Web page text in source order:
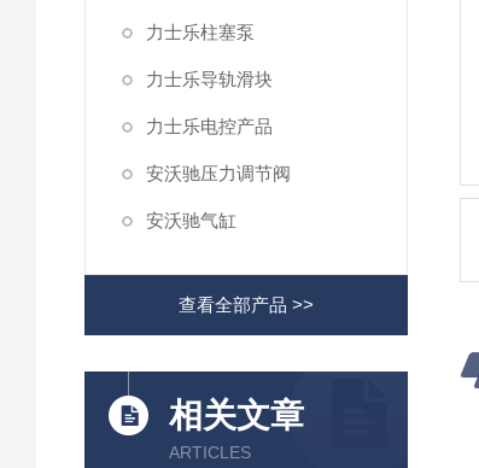
力士乐柱塞泵
力士乐导轨滑块
力士乐电控产品
安沃驰压力调节阀
安沃驰气缸
查看全部产品 >>
相关文章
ARTICLES